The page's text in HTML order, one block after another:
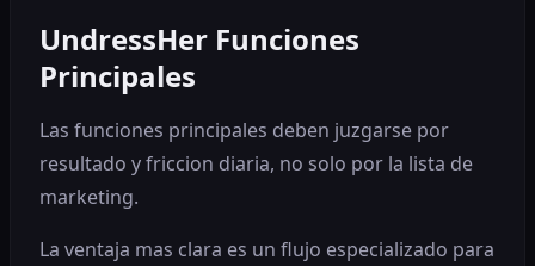
UndressHer Funciones
Principales
Las funciones principales deben juzgarse por
resultado y friccion diaria, no solo por la lista de
marketing.
La ventaja mas clara es un flujo especializado para